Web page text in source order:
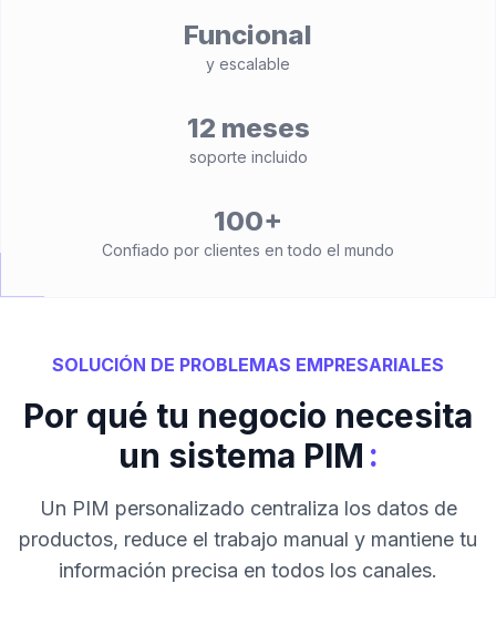
Funcional
y escalable
12 meses
soporte incluido
100+
Confiado por clientes en todo el mundo
SOLUCIÓN DE PROBLEMAS EMPRESARIALES
Por qué tu negocio necesita
un sistema PIM :
Un PIM personalizado centraliza los datos de
productos, reduce el trabajo manual y mantiene tu
información precisa en todos los canales.